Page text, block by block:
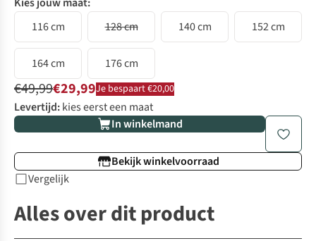
116 cm
128 cm 140 cm 152 cm
164 cm 176 cm
€49,99€29,99Je bespaart €20,00
Levertijd:kies eerst een maat
In winkelmand
Bekijk winkelvoorraad
Vergelijk
Alles over dit product